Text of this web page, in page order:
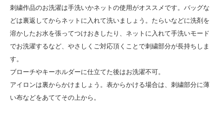
刺繍作品のお洗濯は手洗いかネットの使用がオススメです。バッグな
どは裏返してからネットに入れて洗いましょう。たらいなどに洗剤を
溶かしたお水を張ってつけおきしたり、ネットに入れて手洗いモード
でお洗濯するなど、やさしくご対応頂くことで刺繍部分が長持ちしま
す。
ブローチやキーホルダーに仕立てた後はお洗濯不可。
アイロンは裏からかけましょう。表からかける場合は、刺繍部分に薄
い布などをあててその上から。